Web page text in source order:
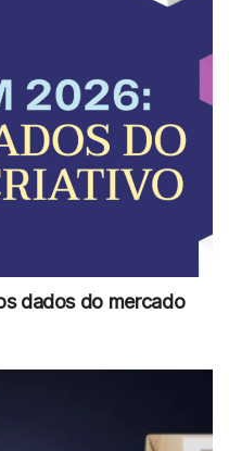
dados do mercado